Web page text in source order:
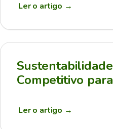
Ler o artigo →
Competitivo
Ler o artigo →